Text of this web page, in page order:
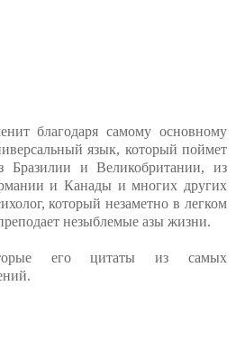
благодаря самому основному
язык, который поймет
Бразилии и Великобритании, из
и Канады и многих других
который незаметно в легком
незыблемые азы жизни.
его цитаты из самых